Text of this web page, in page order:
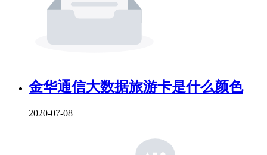
金华通信大数据旅游卡是什么颜色
2020-07-08